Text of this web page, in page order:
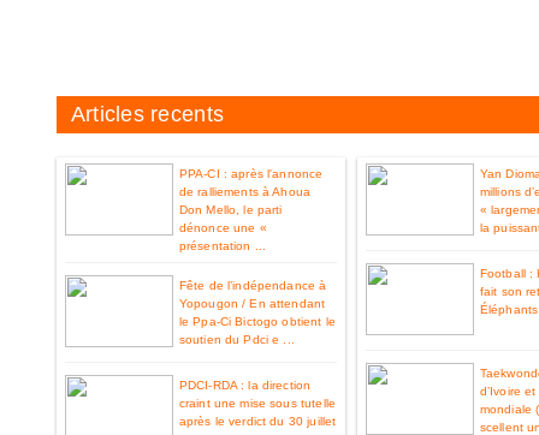
Articles recents
PPA-CI : après l'annonce
de ralliements à Ahoua
Don Mello, le parti
dénonce une «
présentation ...
Fête de l’indépendance à
Yopougon / En attendant
le Ppa-Ci Bictogo obtient le
soutien du Pdci e ...
PDCI-RDA : la direction
craint une mise sous tutelle
après le verdict du 30 juillet
Yan
millions
«
la
Football :
fait son
d’Ivoire
mondiale
scellent